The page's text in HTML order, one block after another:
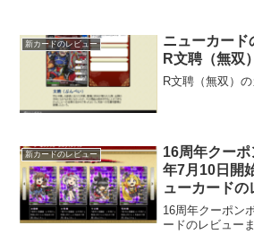
新カードのレビュー
ニューカー
R文聘（無双）
R文聘（無双）
新カードのレビュー
16周年クー
年7月10日開
ューカードの
16周年クーポン
ードのレビュー